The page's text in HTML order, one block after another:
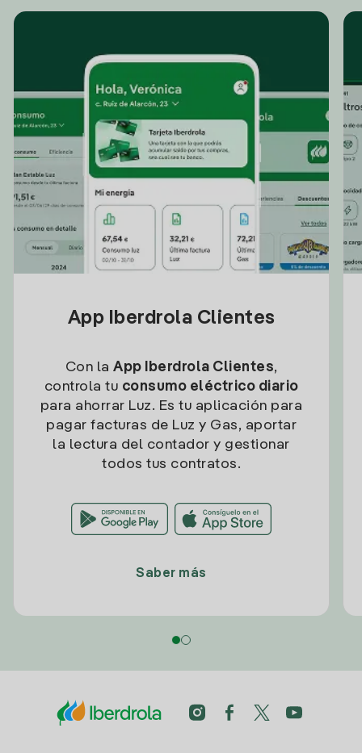
App Iberdrola Clientes
Con la App Iberdrola Clientes,
controla tu consumo eléctrico diario
para ahorrar Luz. Es tu aplicación para
pagar facturas de Luz y Gas, aportar
la lectura del contador y gestionar
todos tus contratos.
Saber más